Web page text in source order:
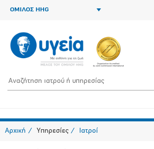
ΟΜΙΛΟΣ HHG
Αρχική Υπηρεσίες Ιατροί